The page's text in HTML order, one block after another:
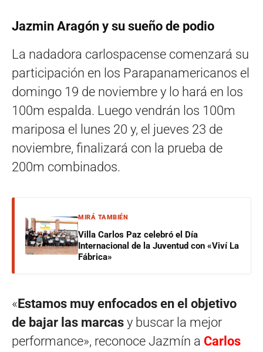
Jazmin Aragón y su sueño de podio
La nadadora carlospacense comenzará su
participación en los Parapanamericanos el
domingo 19 de noviembre y lo hará en los
100m espalda. Luego vendrán los 100m
mariposa el lunes 20 y, el jueves 23 de
noviembre, finalizará con la prueba de
200m combinados.
MIRÁ TAMBIÉN
Villa Carlos Paz celebró el Día
Internacional de la Juventud con «Viví La
Fábrica»
«Estamos muy enfocados en el objetivo
de bajar las marcas y buscar la mejor
performance», reconoce Jazmín a Carlos